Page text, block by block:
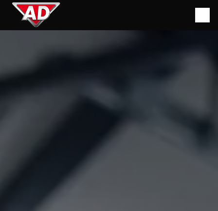
Panneau de gestion des cookies